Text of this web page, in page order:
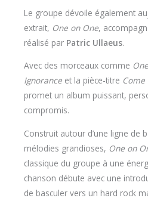
Le groupe dévoile également
extrait, One on One,
réalisé par Patric Ullaeus.
Avec des morceaux comme
Ignorance et la pièce-titre Come
promet un album puissant,
compromis.
Construit autour d’une ligne de
mélodies grandioses, One on
classique du groupe à une
chanson débute avec une
de basculer vers un hard rock